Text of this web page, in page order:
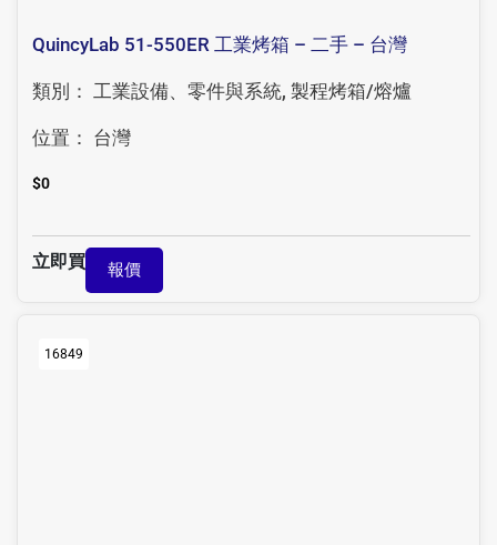
QuincyLab 51-550ER 工業烤箱 – 二手 – 台灣
類別： 工業設備、零件與系統, 製程烤箱/熔爐
位置： 台灣
$0
立即買 報價
16849